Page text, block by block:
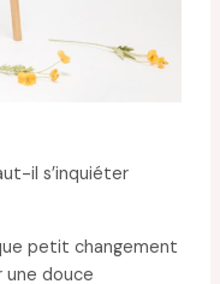
il s’inquiéter
petit changement
douce